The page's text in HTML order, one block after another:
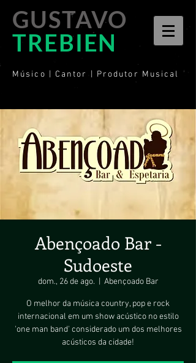
GUSTAVO
TREBIEN
Músico | Cantor | Produtor Musical
Abençoado Bar -
Sudoeste
dom., 26 de ago. Abençoado Bar
O melhor da música country, pop e rock
internacional em um show acústico no estilo
'one man band' considerado um dos melhores
acústicos da cidade!